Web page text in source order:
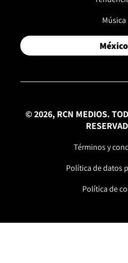
Música
México
© 2026, RCN MEDIOS.
Términos y
Política de datos
Política de